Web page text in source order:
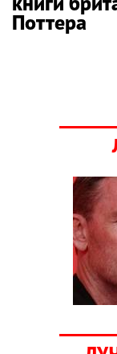
Поттера